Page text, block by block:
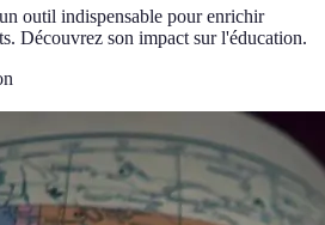
outil indispensable pour enrichir
Découvrez son impact sur l'éducation.